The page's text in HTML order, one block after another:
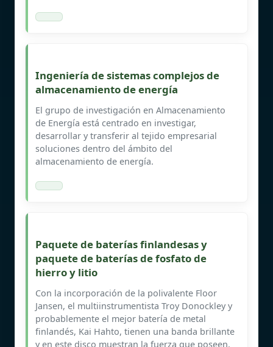
Ingeniería de sistemas complejos de
almacenamiento de energía
El grupo de investigación en Almacenamiento
de Energía está centrado en investigar,
desarrollar y transferir al tejido empresarial
soluciones dentro del ámbito del
almacenamiento de energía.
Paquete de baterías finlandesas y
paquete de baterías de fosfato de
hierro y litio
Con la incorporación de la polivalente Floor
Jansen, el multiinstrumentista Troy Donockley y
probablemente el mejor batería de metal
finlandés, Kai Hahto, tienen una banda brillante
y en este disco muestran la fuerza que poseen.